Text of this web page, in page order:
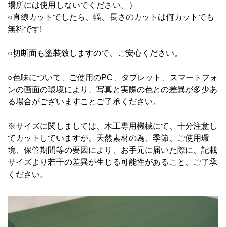
場所には使用しないでください。）
○直線カットでしたら、幅、長さのカットは何カットでも
無料です!
○切断面も塗装致しますので、ご安心ください。
○色味について、ご使用のPC、タブレット、スマートフォ
ンの画面の環境により、写真と実際の色との差異が多少あ
る場合がございますことご了承ください。
※サイズに関しましては、木工専用機械にて、十分注意し
てカットしていますが、天然素材の為、季節、ご使用環
境、保管期間等の要因により、お手元に届いた際に、記載
サイズより若干の差異が生じる可能性があること、ご了承
ください。